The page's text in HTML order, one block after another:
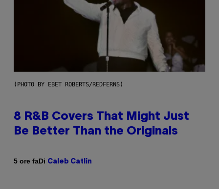
(PHOTO BY EBET ROBERTS/REDFERNS)
8 R&B Covers That Might Just
Be Better Than the Originals
5 ore faDi Caleb Catlin